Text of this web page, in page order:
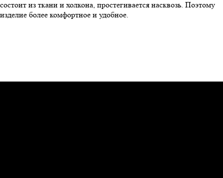
состоит из ткани и холкона, простегивается насквозь. Поэтому
изделие более комфортное и удобное.